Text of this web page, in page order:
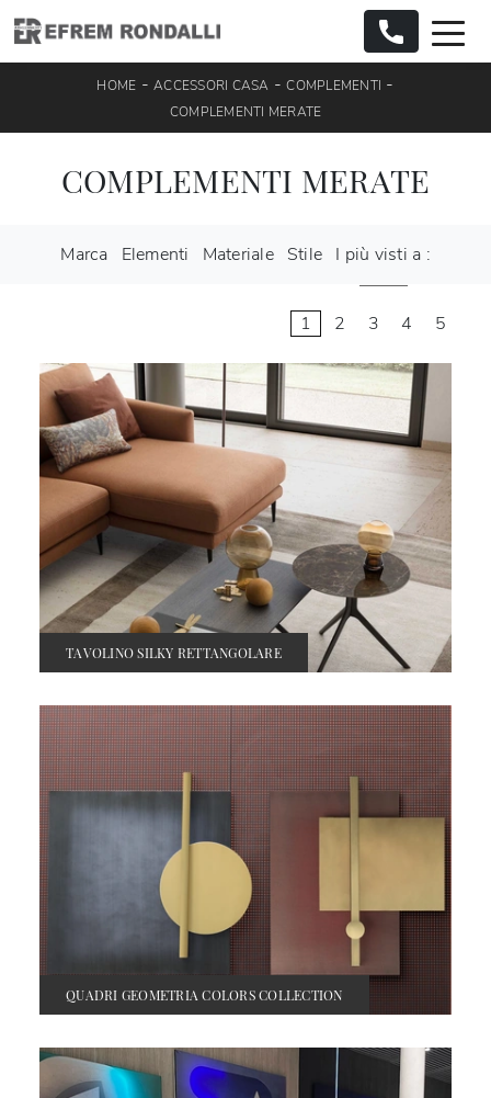
HOME -ACCESSORI CASA -COMPLEMENTI -
COMPLEMENTI MERATE
COMPLEMENTI MERATE
Marca Elementi Materiale Stile I più visti a :
1 2 3 4 5
TAVOLINO SILKY RETTANGOLARE
QUADRI GEOMETRIA COLORS COLLECTION